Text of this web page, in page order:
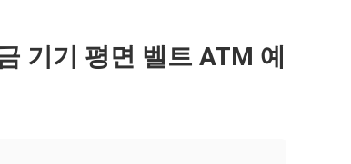
기기 평면 벨트 ATM 예